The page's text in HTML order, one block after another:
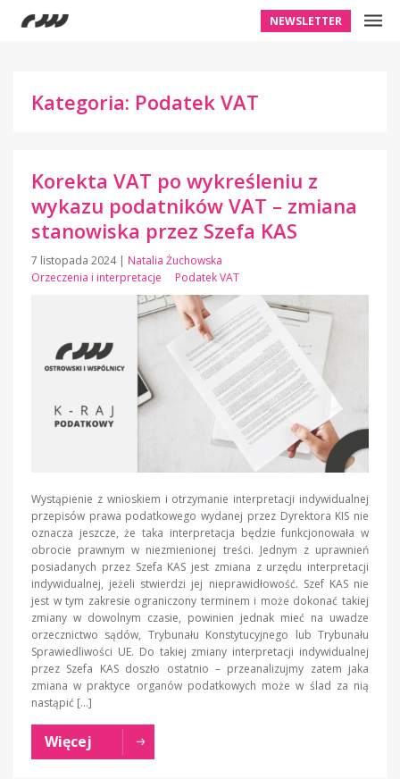
NEWSLETTER
Kategoria: Podatek VAT
Korekta VAT po wykreśleniu z
wykazu podatników VAT – zmiana
stanowiska przez Szefa KAS
7 listopada 2024 | Natalia Żuchowska
Orzeczenia i interpretacje
Podatek VAT
Wystąpienie z wnioskiem i otrzymanie interpretacji indywidualnej
przepisów prawa podatkowego wydanej przez Dyrektora KIS nie
oznacza jeszcze, że taka interpretacja będzie funkcjonowała w
obrocie prawnym w niezmienionej treści. Jednym z uprawnień
posiadanych przez Szefa KAS jest zmiana z urzędu interpretacji
indywidualnej, jeżeli stwierdzi jej nieprawidłowość. Szef KAS nie
jest w tym zakresie ograniczony terminem i może dokonać takiej
zmiany w dowolnym czasie, powinien jednak mieć na uwadze
orzecznictwo sądów, Trybunału Konstytucyjnego lub Trybunału
Sprawiedliwości UE. Do takiej zmiany interpretacji indywidualnej
przez Szefa KAS doszło ostatnio – przeanalizujmy zatem jaka
zmiana w praktyce organów podatkowych może w ślad za nią
nastąpić […]
Więcej